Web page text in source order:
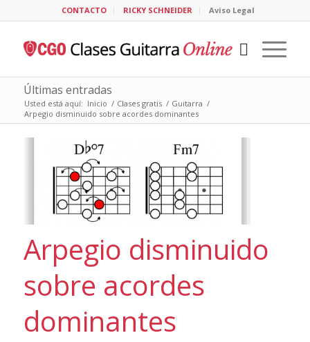
CONTACTO RICKY SCHNEIDER Aviso Legal
Últimas entradas
Usted está aquí: Inicio / Clases gratis / Guitarra /
Arpegio disminuido sobre acordes dominantes
Arpegio disminuido
sobre acordes
dominantes